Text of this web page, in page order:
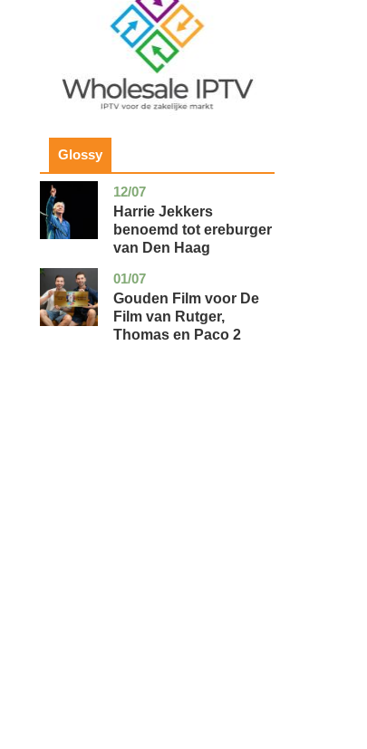
Glossy
12/07
zuid-
holland
glossy
Harrie Jekkers
benoemd tot ereburger
van Den Haag
01/07
utrecht
glossy
Gouden Film voor De
Film van Rutger,
Thomas en Paco 2